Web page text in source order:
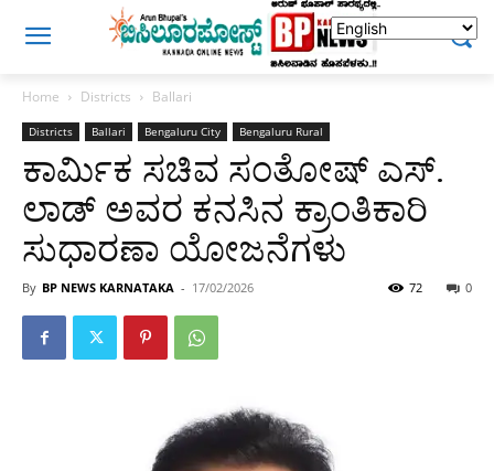
Home Districts Ballari
Districts Ballari Bengaluru City Bengaluru Rural
ಕಾರ್ಮಿಕ ಸಚಿವ ಸಂತೋಷ್ ಎಸ್.
ಲಾಡ್ ಅವರ ಕನಸಿನ ಕ್ರಾಂತಿಕಾರಿ
ಸುಧಾರಣಾ ಯೋಜನೆಗಳು
By BP NEWS KARNATAKA - 17/02/2026 0
72